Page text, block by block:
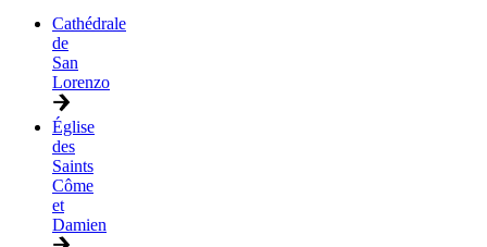
Cathédrale
de
San
Lorenzo
Église
des
Saints
Côme
et
Damien